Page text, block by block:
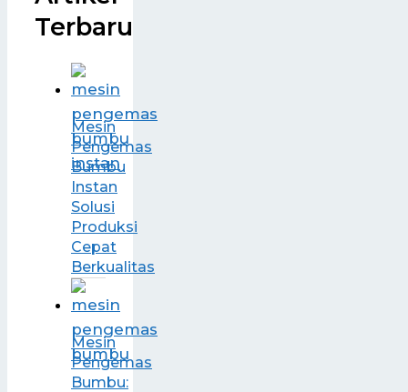
Terbaru
Mesin
Pengemas
Bumbu
Instan
Solusi
Produksi
Cepat
Berkualitas
Mesin
Pengemas
Bumbu: